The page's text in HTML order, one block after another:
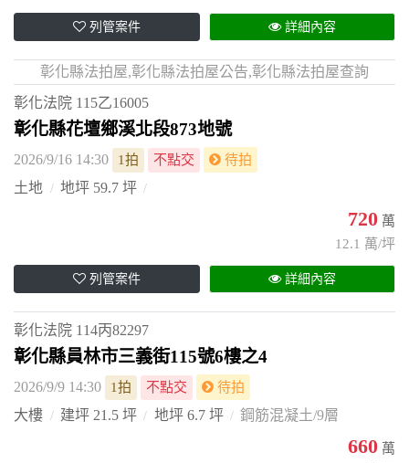
列管案件 詳細內容
彰化縣法拍屋,彰化縣法拍屋公告,彰化縣法拍屋查詢
彰化法院 115乙16005
彰化縣花壇鄉溪北段873地號
2026/9/16 14:30 1拍 不點交 待拍
土地 地坪 59.7 坪
720 萬
12.1 萬/坪
列管案件 詳細內容
彰化法院 114丙82297
彰化縣員林市三義街115號6樓之4
2026/9/9 14:30 1拍 不點交 待拍
大樓 建坪 21.5 坪 地坪 6.7 坪 鋼筋混凝土/9層
660 萬